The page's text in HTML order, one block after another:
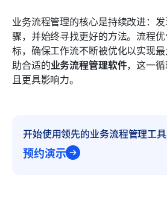
业务流程管理的核心是持续改进：
骤，并始终寻找更好的方法。流程
标，确保工作流不断被优化以实现
助合适的业务流程管理软件，这一
且更具影响力。
开始使用领先的业务流程管理工
预约演示